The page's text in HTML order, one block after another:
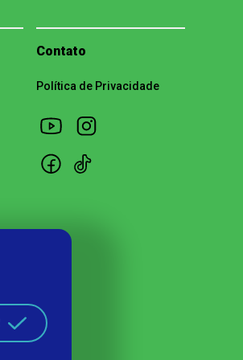
Contato
Política de Privacidade